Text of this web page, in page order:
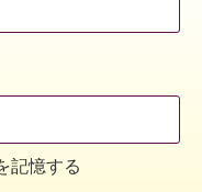
記憶する